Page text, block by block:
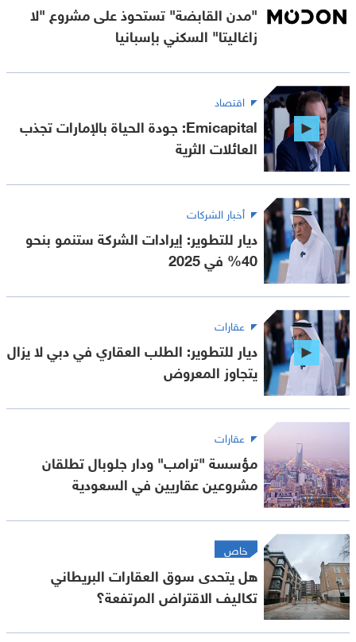
"مدن القابضة" تستحوذ على مشروع "لا
زاغاليتا" السكني بإسبانيا
اقتصاد
Emicapital: جودة الحياة بالإمارات تجذب
العائلات الثرية
أخبار الشركات
ديار للتطوير: إيرادات الشركة ستنمو بنحو
40% في 2025
عقارات
ديار للتطوير: الطلب العقاري في دبي لا يزال
يتجاوز المعروض
عقارات
مؤسسة "ترامب" ودار جلوبال تطلقان
مشروعين عقاريين في السعودية
خاص
هل يتحدى سوق العقارات البريطاني
تكاليف الاقتراض المرتفعة؟